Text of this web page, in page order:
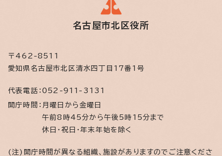
名古屋市北区役所
〒462-8511
愛知県名古屋市北区清水四丁目17番1号
代表電話： 052-911-3131
開庁時間： 月曜日から金曜日
午前8時45分から午後5時15分まで
休日・祝日・年末年始を除く
(注)開庁時間が異なる組織、施設がありますのでご注意くださ